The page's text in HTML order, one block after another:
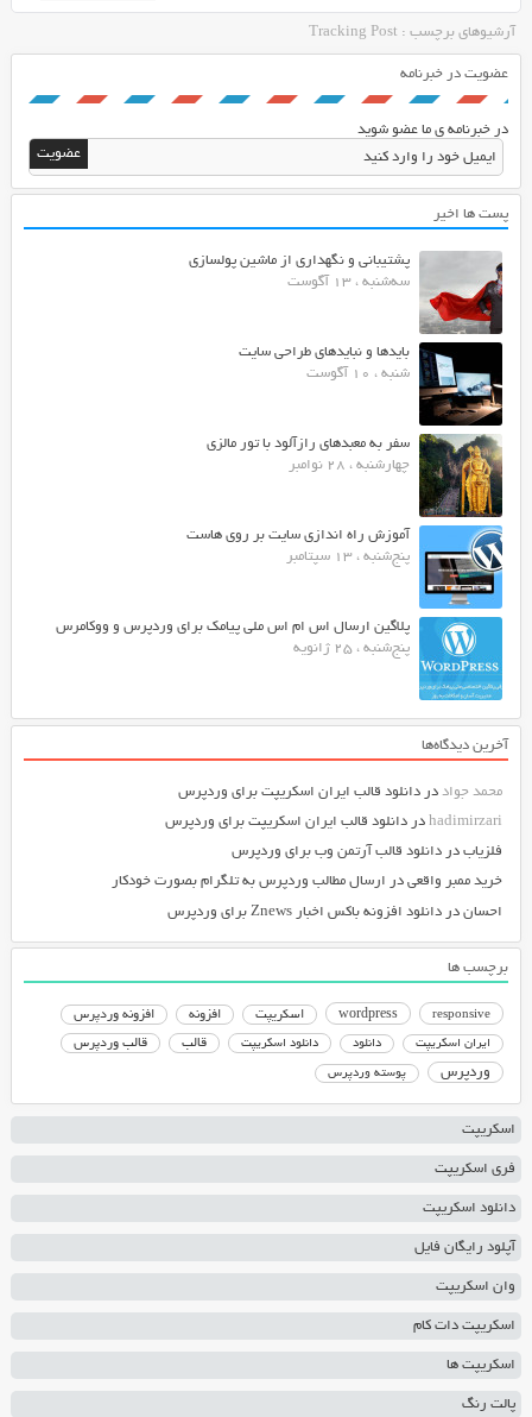
آرشیوهای برچسب : Tracking Post
عضویت در خبرنامه
در خبرنامه ی ما عضو شوید
پست ها اخیر
پشتیبانی و نگهداری از ماشین پولسازی
سه‌شنبه ، 13 آگوست
بایدها و نبایدهای طراحی سایت
شنبه ، 10 آگوست
سفر به معبدهای رازآلود با تور مالزی
چهارشنبه ، 28 نوامبر
آموزش راه اندازی سایت بر روی هاست
پنج‌شنبه ، 13 سپتامبر
پلاگین ارسال اس ام اس ملی پیامک برای وردپرس و ووکامرس
پنج‌شنبه ، 25 ژانویه
آخرین دیدگاه‌ها
محمد جواددر دانلود قالب ایران اسکریپت برای وردپرس
hadimirzariدر دانلود قالب ایران اسکریپت برای وردپرس
فلزیابدر دانلود قالب آرتمن وب برای وردپرس
خرید ممبر واقعیدر ارسال مطالب وردپرس به تلگرام بصورت خودکار
احساندر دانلود افزونه باکس اخبار Znews برای وردپرس
برچسب ها
responsive
wordpress اسکریپت افزونه افزونه وردپرس
ایران اسکریپت دانلود دانلود اسکریپت قالب قالب وردپرس
وردپرس پوسته وردپرس
اسکریپت
فری اسکریپت
دانلود اسکریپت
آپلود رایگان فایل
وان اسکریپت
اسکریپت دات کام
اسکریپت ها
پالت رنگ